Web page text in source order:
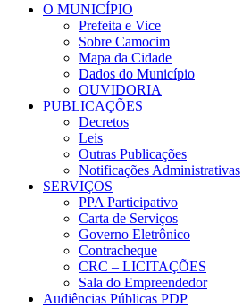
O MUNICÍPIO
Prefeita e Vice
Sobre Camocim
Mapa da Cidade
Dados do Município
OUVIDORIA
PUBLICAÇÕES
Decretos
Leis
Outras Publicações
Notificações Administrativas
SERVIÇOS
PPA Participativo
Carta de Serviços
Governo Eletrônico
Contracheque
CRC – LICITAÇÕES
Sala do Empreendedor
Audiências Públicas PDP